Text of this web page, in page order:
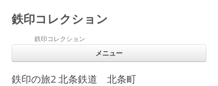
鉄印コレクション
鉄印コレクション
メニュー
鉄印の旅2 北条鉄道 北条町